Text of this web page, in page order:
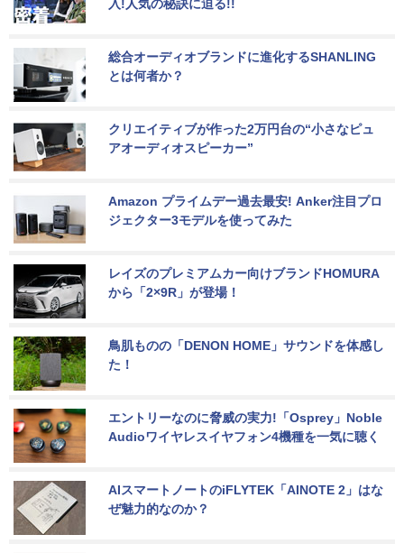
入!人気の秘訣に迫る!!
総合オーディオブランドに進化するSHANLING
とは何者か？
クリエイティブが作った2万円台の“小さなピュ
アオーディオスピーカー”
Amazon プライムデー過去最安! Anker注目プロ
ジェクター3モデルを使ってみた
レイズのプレミアムカー向けブランドHOMURA
から「2×9R」が登場！
鳥肌ものの「DENON HOME」サウンドを体感し
た！
エントリーなのに脅威の実力!「Osprey」Noble
Audioワイヤレスイヤフォン4機種を一気に聴く
AIスマートノートのiFLYTEK「AINOTE 2」はな
ぜ魅力的なのか？